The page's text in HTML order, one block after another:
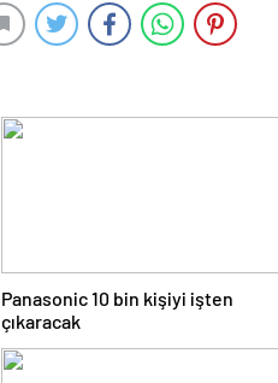
Panasonic 10 bin kişiyi işten
çıkaracak